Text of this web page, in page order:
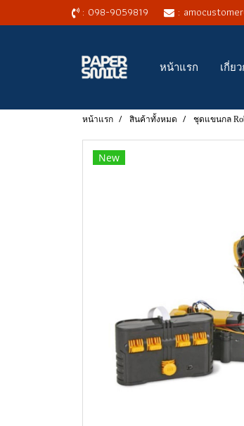
: 098-9059819 :
หน้าแรก เกี่ย
หน้าแรก สินค้าทั้งหมด ชุดแขนกล
New